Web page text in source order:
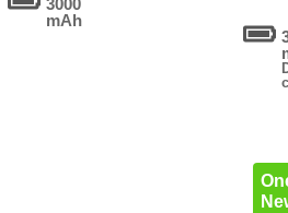
3000
mAh